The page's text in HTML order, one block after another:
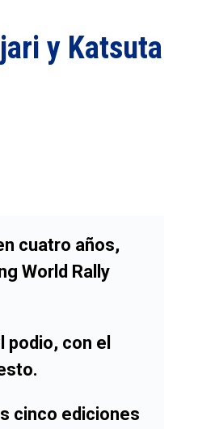
y Katsuta
cuatro años,
World Rally
podio, con el
cinco ediciones